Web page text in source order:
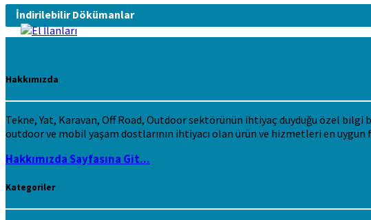
İndirilebilir Dökümanlar
Hakkımızda
Tekne, Yat, Karavan, Off Road, Outdoor sektörünün ihtiyaç duyduğu özel
outdoor ve mobil yaşam dostlarının ihtiyacı olan ürün ve hizmetleri en
Hakkımızda Sayfasına Git...
Kategoriler